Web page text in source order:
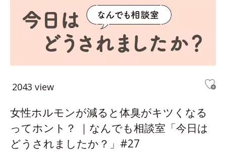
2043 view
女性ホルモンが減ると体臭がキツくなる
ってホント？ ｜なんでも相談室「今日は
どうされましたか？」#27